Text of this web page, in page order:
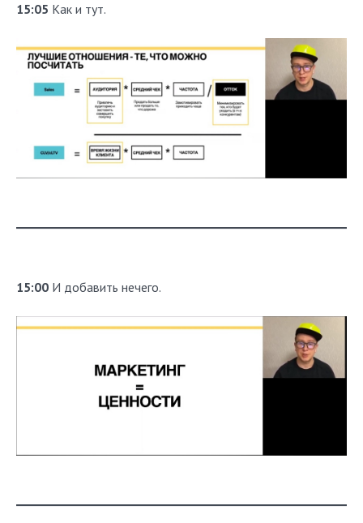
15:05 Как и тут.
15:00 И добавить нечего.